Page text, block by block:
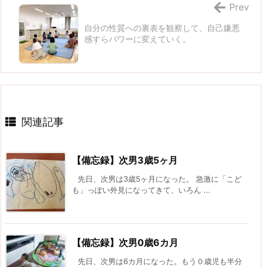
自分の性質への裏表を観察して、自己嫌悪
感すらパワーに変えていく。
Prev
関連記事
【備忘録】次男3歳5ヶ月
先日、次男は3歳5ヶ月になった。 急激に「こど
も」っぽい外見になってきて、いろん ...
【備忘録】次男0歳6カ月
先日、次男は6カ月になった。もう０歳児も半分